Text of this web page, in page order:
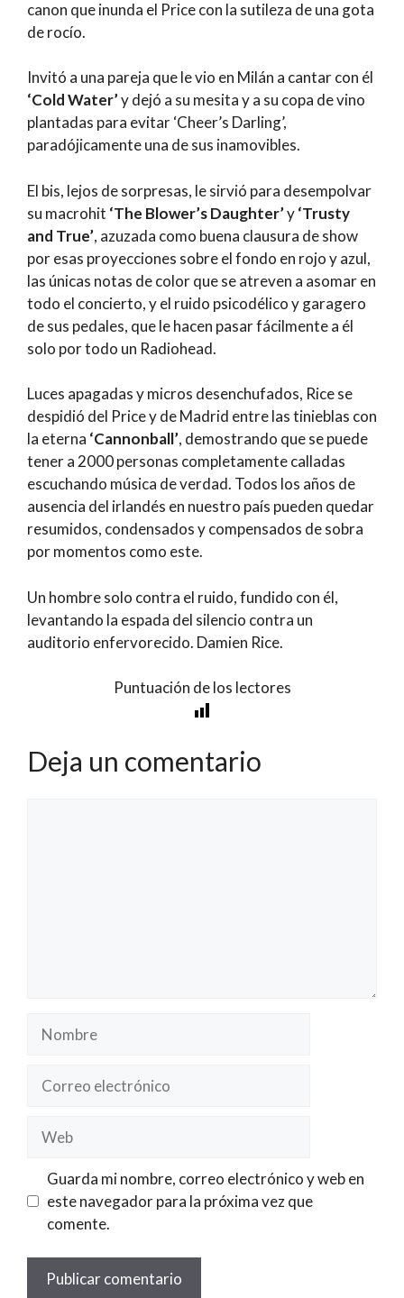
canon que inunda el Price con la sutileza de una gota
de rocío.
Invitó a una pareja que le vio en Milán a cantar con él
‘Cold Water’y dejó a su mesita y a su copa de vino
plantadas para evitar ‘Cheer’s Darling’,
paradójicamente una de sus inamovibles.
El bis, lejos de sorpresas, le sirvió para desempolvar
su macrohit ‘The Blower’s Daughter’y‘Trusty
and True’, azuzada como buena clausura de show
por esas proyecciones sobre el fondo en rojo y azul,
las únicas notas de color que se atreven a asomar en
todo el concierto, y el ruido psicodélico y garagero
de sus pedales, que le hacen pasar fácilmente a él
solo por todo un Radiohead.
Luces apagadas y micros desenchufados, Rice se
despidió del Price y de Madrid entre las tinieblas con
la eterna ‘Cannonball’, demostrando que se puede
tener a 2000 personas completamente calladas
escuchando música de verdad. Todos los años de
ausencia del irlandés en nuestro país pueden quedar
resumidos, condensados y compensados de sobra
por momentos como este.
Un hombre solo contra el ruido, fundido con él,
levantando la espada del silencio contra un
auditorio enfervorecido. Damien Rice.
Puntuación de los lectores
Deja un comentario
electrónico
Guarda mi nombre, correo electrónico y web en
este navegador para la próxima vez que
comente.